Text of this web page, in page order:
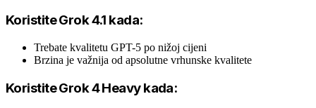
Koristite Grok 4.1 kada:
Trebate kvalitetu GPT-5 po nižoj cijeni
Brzina je važnija od apsolutne vrhunske kvalitete
Koristite Grok 4 Heavy kada: